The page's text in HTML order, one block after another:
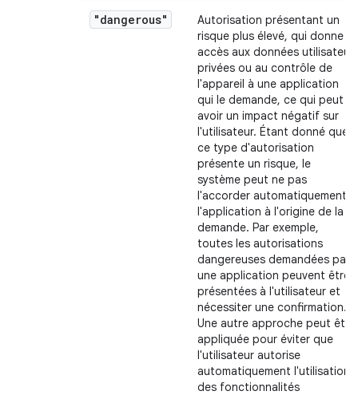
"dangerous"
Autorisation présentant un
risque plus élevé, qui donne
accès aux données utilisateur
privées ou au contrôle de
l'appareil à une application
qui le demande, ce qui peut
avoir un impact négatif sur
l'utilisateur. Étant donné que
ce type d'autorisation
présente un risque, le
système peut ne pas
l'accorder automatiquement à
l'application à l'origine de la
demande. Par exemple,
toutes les autorisations
dangereuses demandées par
une application peuvent être
présentées à l'utilisateur et
nécessiter une confirmation.
Une autre approche peut être
appliquée pour éviter que
l'utilisateur autorise
automatiquement l'utilisation
des fonctionnalités